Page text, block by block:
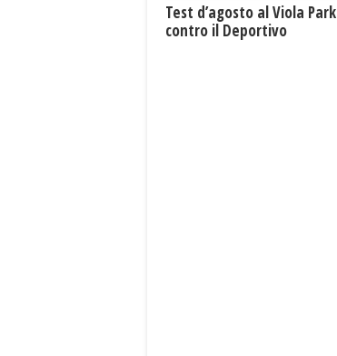
Test d’agosto al Viola Park
contro il Deportivo